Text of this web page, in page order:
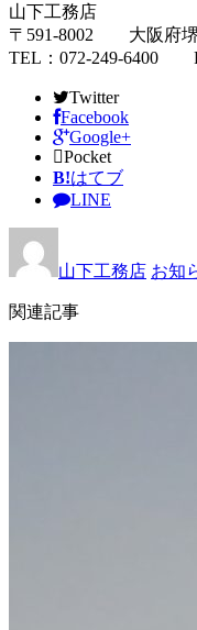
山下工務店
〒591-8002 大阪府堺
TEL：072-249-6400
Twitter
Facebook
Google+
Pocket
B!はてブ
LINE
山下工務店 お知
関連記事